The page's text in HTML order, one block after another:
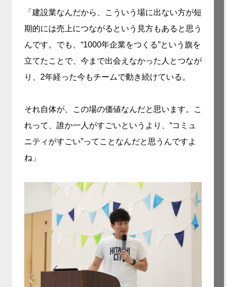
「建設業なんだから、こういう場に出ない方が短
期的には売上につながるという見方もあると思う
んです。でも、“1000年企業をつくる”という旗を
立てたことで、今まで出会えなかった人とつなが
り、2年経った今もチームで動き続けている。
それ自体が、この場の価値なんだと思います。こ
れって、誰か一人がすごいというより、“コミュ
ニティがすごい”ってことなんだと思うんですよ
ね」